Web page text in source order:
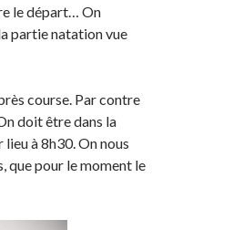
le départ… On
partie natation vue
course. Par contre
doit être dans la
à 8h30. On nous
que pour le moment le